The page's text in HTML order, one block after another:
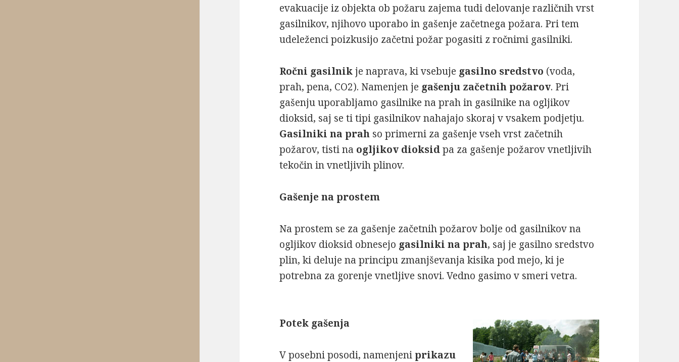
evakuacije iz objekta ob požaru zajema tudi delovanje različnih vrst
gasilnikov, njihovo uporabo in gašenje začetnega požara. Pri tem
udeleženci poizkusijo začetni požar pogasiti z ročnimi gasilniki.
Ročni gasilnikje naprava, ki vsebuje gasilno sredstvo (voda,
prah, pena, CO2). Namenjen je gašenju začetnih požarov. Pri
gašenju uporabljamo gasilnike na prah in gasilnike na ogljikov
dioksid, saj se ti tipi gasilnikov nahajajo skoraj v vsakem podjetju.
Gasilniki na prah so primerni za gašenje vseh vrst začetnih
požarov, tisti na ogljikov dioksidpa za gašenje požarov vnetljivih
tekočin in vnetljivih plinov.
Gašenje na prostem
Na prostem se za gašenje začetnih požarov bolje od gasilnikov na
ogljikov dioksid obnesejo gasilniki na prah, saj je gasilno sredstvo
plin, ki deluje na principu zmanjševanja kisika pod mejo, ki je
potrebna za gorenje vnetljive snovi. Vedno gasimo v smeri vetra.
Potek gašenja
V posebni posodi, namenjeni prikazu